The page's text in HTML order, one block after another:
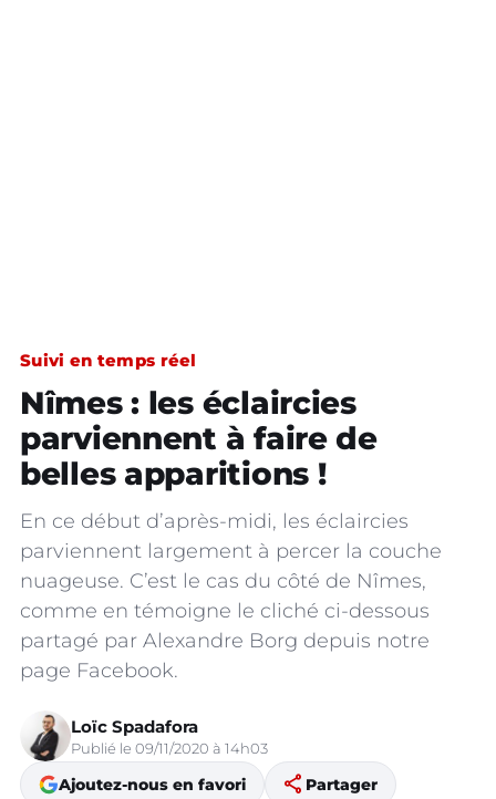
Suivi en temps réel
Nîmes : les éclaircies
parviennent à faire de
belles apparitions !
En ce début d’après-midi, les éclaircies
parviennent largement à percer la couche
nuageuse. C’est le cas du côté de Nîmes,
comme en témoigne le cliché ci-dessous
partagé par Alexandre Borg depuis notre
page Facebook.
Loïc Spadafora
Publié le 09/11/2020 à 14h03
Ajoutez-nous en favori share Partager